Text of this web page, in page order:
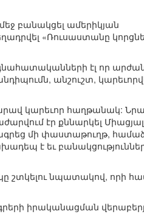
բանակցել ամերիկյան
«Ռուսաստանը
գնահատականների էլ որ
անշուշտ,
կարեւոր հաղթանակ: Նրա
էր քննարկել Միացյալ
մի փաստաթուղթ,
է եւ
շտկելու նպատակով, որի
իրականացման